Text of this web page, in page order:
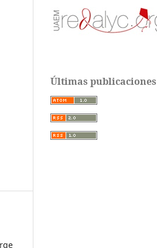
Últimas publicaciones